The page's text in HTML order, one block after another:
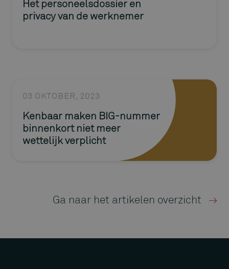
Het personeelsdossier en
privacy van de werknemer
03 OKTOBER, 2023
Kenbaar maken BIG-nummer
binnenkort niet meer
wettelijk verplicht
Ga naar het artikelen overzicht